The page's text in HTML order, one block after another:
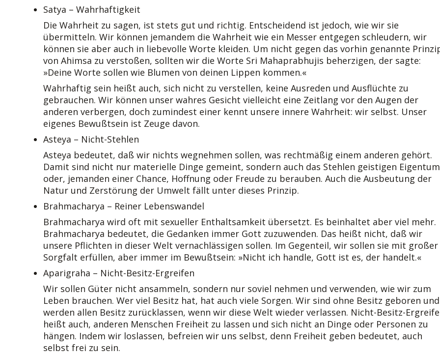
Satya – Wahrhaftigkeit
Die Wahrheit zu sagen, ist stets gut und richtig. Entscheidend ist jedoch, wie wir sie
übermitteln. Wir können jemandem die Wahrheit wie ein Messer entgegen schleudern, wir
können sie aber auch in liebevolle Worte kleiden. Um nicht gegen das vorhin genannte
von Ahimsa zu verstoßen, sollten wir die Worte Sri Mahaprabhujis beherzigen, der sagte:
»Deine Worte sollen wie Blumen von deinen Lippen kommen.«
Wahrhaftig sein heißt auch, sich nicht zu verstellen, keine Ausreden und Ausflüchte zu
gebrauchen. Wir können unser wahres Gesicht vielleicht eine Zeitlang vor den Augen der
anderen verbergen, doch zumindest einer kennt unsere innere Wahrheit: wir selbst. Unser
eigenes Bewußtsein ist Zeuge davon.
Asteya – Nicht-Stehlen
Asteya bedeutet, daß wir nichts wegnehmen sollen, was rechtmäßig einem anderen gehört.
Damit sind nicht nur materielle Dinge gemeint, sondern auch das Stehlen geistigen
oder, jemanden einer Chance, Hoffnung oder Freude zu berauben. Auch die Ausbeutung der
Natur und Zerstörung der Umwelt fällt unter dieses Prinzip.
Brahmacharya – Reiner Lebenswandel
Brahmacharya wird oft mit sexueller Enthaltsamkeit übersetzt. Es beinhaltet aber viel mehr.
Brahmacharya bedeutet, die Gedanken immer Gott zuzuwenden. Das heißt nicht, daß wir
unsere Pflichten in dieser Welt vernachlässigen sollen. Im Gegenteil, wir sollen sie mit großer
Sorgfalt erfüllen, aber immer im Bewußtsein: »Nicht ich handle, Gott ist es, der handelt.«
Aparigraha – Nicht-Besitz-Ergreifen
Wir sollen Güter nicht ansammeln, sondern nur soviel nehmen und verwenden, wie wir zum
Leben brauchen. Wer viel Besitz hat, hat auch viele Sorgen. Wir sind ohne Besitz geboren und
werden allen Besitz zurücklassen, wenn wir diese Welt wieder verlassen. Nicht-Besitz-
heißt auch, anderen Menschen Freiheit zu lassen und sich nicht an Dinge oder Personen zu
hängen. Indem wir loslassen, befreien wir uns selbst, denn Freiheit geben bedeutet, auch
selbst frei zu sein.